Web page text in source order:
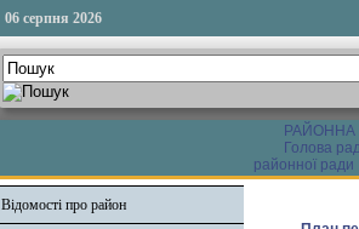
06 серпня 2026
РАЙОННА
Голова
районної ради
Відомості про район